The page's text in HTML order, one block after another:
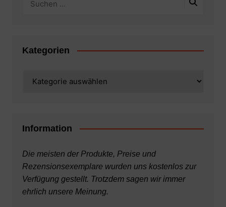
Kategorien
Information
Die meisten der Produkte, Preise und
Rezensionsexemplare wurden uns kostenlos zur
Verfügung gestellt. Trotzdem sagen wir immer
ehrlich unsere Meinung.